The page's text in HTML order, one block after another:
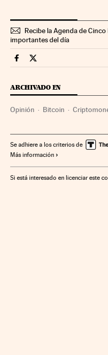
Recibe la Agenda de
importantes del día
Opinion Cinco Días en
Opinion Cinco Días
ARCHIVADO EN
Opinión Bitcoin
Pandemia Pagos online
Enfermedades infecciosas
Comercio electrónico
Se adhiere a los criterios de
Más información
Si está interesado en licenciar este